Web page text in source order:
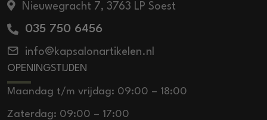
Nieuwegracht 7, 3763 LP Soest
035 750 6456
info@kapsalonartikelen.nl
OPENINGSTIJDEN
Maandag t/m vrijdag: 09:00 – 18:00
Zaterdag: 09:00 – 17:00